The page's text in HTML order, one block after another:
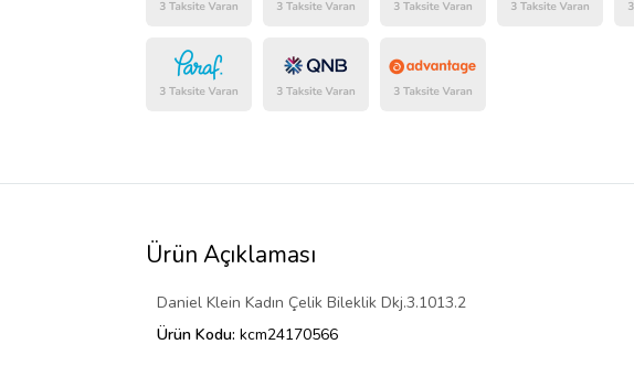
Ürün Açıklaması
Daniel Klein Kadın Çelik Bileklik Dkj.3.1013.2
Ürün Kodu: kcm24170566